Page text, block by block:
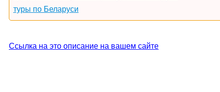
туры по Беларуси
Ссылка на это описание на вашем сайте